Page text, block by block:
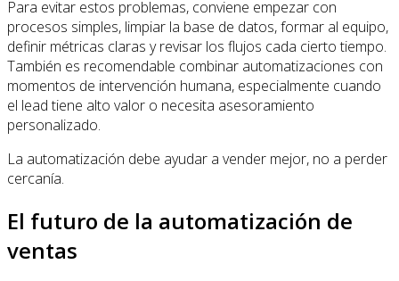
Para evitar estos problemas, conviene empezar con
procesos simples, limpiar la base de datos, formar al equipo,
definir métricas claras y revisar los flujos cada cierto tiempo.
También es recomendable combinar automatizaciones con
momentos de intervención humana, especialmente cuando
el lead tiene alto valor o necesita asesoramiento
personalizado.
La automatización debe ayudar a vender mejor, no a perder
cercanía.
El futuro de la automatización de
ventas